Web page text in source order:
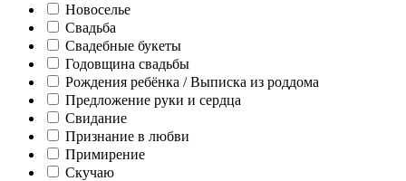
Новоселье
Свадьба
Свадебные букеты
Годовщина свадьбы
Рождения ребёнка / Выписка из роддома
Предложение руки и сердца
Свидание
Признание в любви
Примирение
Скучаю